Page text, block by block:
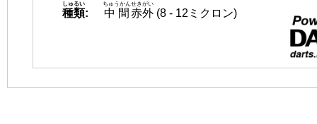
種類
しゅるい
: 中間
ちゅうかん
赤外
せきがい
(8 - 12ミクロン)